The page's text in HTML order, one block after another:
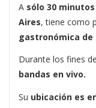
A sólo 30
Aires, tiene como
gastronómica de
Durante los fines
bandas en vivo.
Su ubicación es